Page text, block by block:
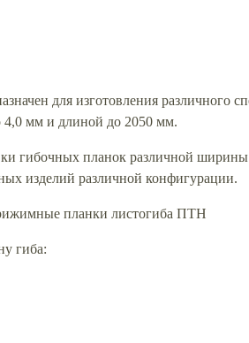
для изготовления различного
4,0 мм и длиной до 2050 мм.
гибочных планок различной
изделий различной конфигурации.
гиба: